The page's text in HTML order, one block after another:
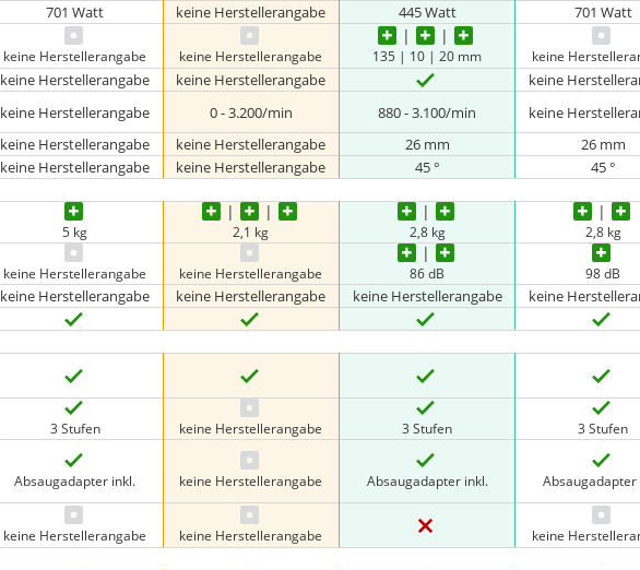
701 Watt keine Herstellerangabe 445 Watt 701 Watt
keine Herstellerangabe keine Herstellerangabe 135 | 10 | 20 mm keine
keine Herstellerangabe keine Herstellerangabe keine
keine Herstellerangabe 0 - 3.200/min 880 - 3.100/min keine
keine Herstellerangabe keine Herstellerangabe 26 mm 26 mm
keine Herstellerangabe keine Herstellerangabe 45 ° 45 °
5 kg 2,1 kg 2,8 kg 2,8 kg
keine Herstellerangabe keine Herstellerangabe 86 dB 98 dB
keine Herstellerangabe keine Herstellerangabe keine Herstellerangabe keine
3 Stufen keine Herstellerangabe 3 Stufen 3 Stufen
Absaugadapter inkl. keine Herstellerangabe Absaugadapter inkl. Absaugadapter
keine Herstellerangabe keine Herstellerangabe keine